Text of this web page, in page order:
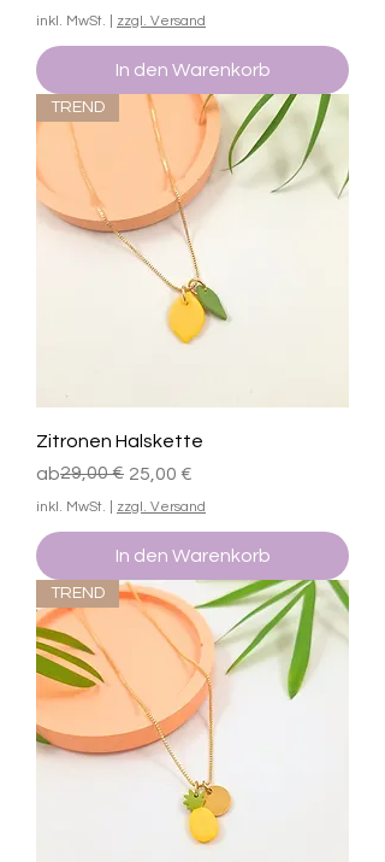
inkl. MwSt. zzgl. Versand
In den Warenkorb
TREND
Zitronen Halskette
ab
Standardpreis
29,00 € 25,00 €
Sale-Preis
inkl. MwSt. zzgl. Versand
In den Warenkorb
TREND